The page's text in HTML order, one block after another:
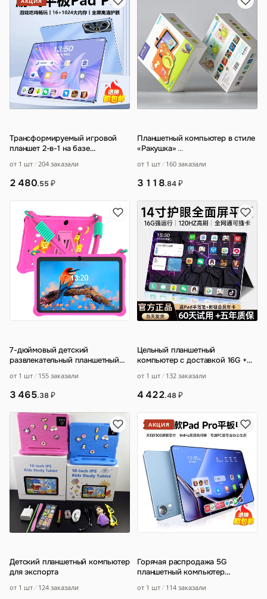
Трансформируемый игровой
планшет 2-в-1 на базе
от 1 шт 204 заказали
2 480.55 ₽
Планшетный компьютер в стиле
«Ракушка»…
от 1 шт 160 заказали
3 118.84₽
7-дюймовый детский
развлекательный планшетный
защитным силиконовым ч
от 1 шт 155 заказали
3 465.38₽
Цельный планшетный
компьютер с доставкой 16G +
от 1 шт 132 заказали
4 422.48₽
Детский планшетный компьютер
для экспорта
от 1 шт 124 заказали
АКЦИЯ
Горячая распродажа 5G
планшетный компьютер
онлайн-класс развл
от 1 шт 114 заказали